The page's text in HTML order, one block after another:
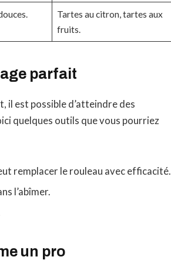
Tartes au citron, tartes aux
fruits.
parfait
il est possible d’atteindre des
quelques outils que vous pourriez
remplacer le rouleau avec efficacité.
l’abîmer.
un pro